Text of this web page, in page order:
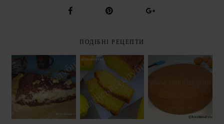
ПОДІБНІ РЕЦЕПТИ
АЛЖИРСЬКИЙ
СИРНИК (
RICH
ALGERIAN
CAKE)
КОКОСОВО -
ГАРБУЗЯНИЙ
КЕКС
(COCONUT
PUMPKIN
CAKE)